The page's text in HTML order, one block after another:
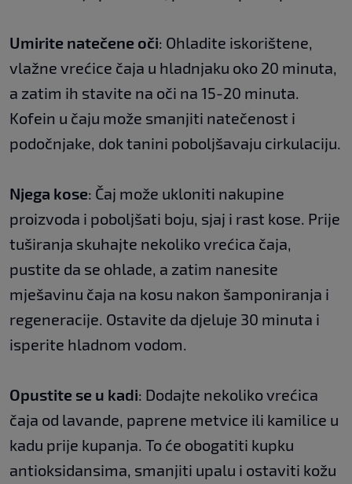
Umirite natečene oči: Ohladite iskorištene,
vlažne vrećice čaja u hladnjaku oko 20 minuta,
a zatim ih stavite na oči na 15-20 minuta.
Kofein u čaju može smanjiti natečenost i
podočnjake, dok tanini poboljšavaju cirkulaciju.
Njega kose: Čaj može ukloniti nakupine
proizvoda i poboljšati boju, sjaj i rast kose. Prije
tuširanja skuhajte nekoliko vrećica čaja,
pustite da se ohlade, a zatim nanesite
mješavinu čaja na kosu nakon šamponiranja i
regeneracije. Ostavite da djeluje 30 minuta i
isperite hladnom vodom.
Opustite se u kadi: Dodajte nekoliko vrećica
čaja od lavande, paprene metvice ili kamilice u
kadu prije kupanja. To će obogatiti kupku
antioksidansima, smanjiti upalu i ostaviti kožu